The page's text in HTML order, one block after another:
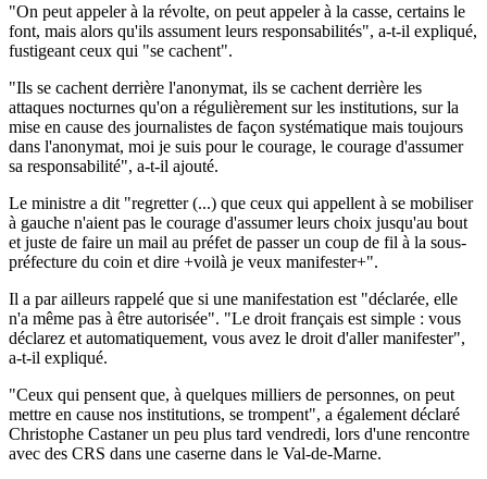
"On peut appeler à la révolte, on peut appeler à la casse, certains le
font, mais alors qu'ils assument leurs responsabilités", a-t-il expliqué,
fustigeant ceux qui "se cachent".
"Ils se cachent derrière l'anonymat, ils se cachent derrière les
attaques nocturnes qu'on a régulièrement sur les institutions, sur la
mise en cause des journalistes de façon systématique mais toujours
dans l'anonymat, moi je suis pour le courage, le courage d'assumer
sa responsabilité", a-t-il ajouté.
Le ministre a dit "regretter (...) que ceux qui appellent à se mobiliser
à gauche n'aient pas le courage d'assumer leurs choix jusqu'au bout
et juste de faire un mail au préfet de passer un coup de fil à la sous-
préfecture du coin et dire +voilà je veux manifester+".
Il a par ailleurs rappelé que si une manifestation est "déclarée, elle
n'a même pas à être autorisée". "Le droit français est simple : vous
déclarez et automatiquement, vous avez le droit d'aller manifester",
a-t-il expliqué.
"Ceux qui pensent que, à quelques milliers de personnes, on peut
mettre en cause nos institutions, se trompent", a également déclaré
Christophe Castaner un peu plus tard vendredi, lors d'une rencontre
avec des CRS dans une caserne dans le Val-de-Marne.